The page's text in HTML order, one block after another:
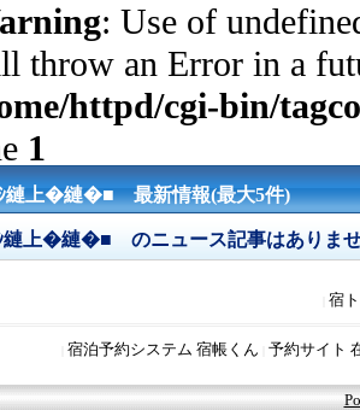
: Use of
throw an Error in a
httpd/cgi-bin/
1
縺上�縺�■ 最新情報(最大5件)
縺上�縺�■ のニュース記事はありま
宿
宿泊予約システム 宿帳くん 予約サイト